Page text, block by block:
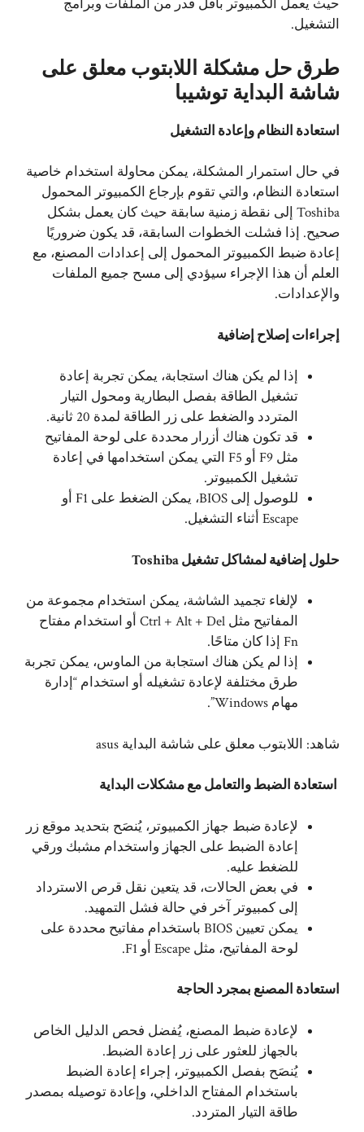
حيث يعمل الكمبيوتر بأقل قدر من الملفات وبرامج
التشغيل.
طرق حل مشكلة اللابتوب معلق على
شاشة البداية توشيبا
استعادة النظام وإعادة التشغيل
في حال استمرار المشكلة، يمكن محاولة استخدام خاصية
استعادة النظام، والتي تقوم بإرجاع الكمبيوتر المحمول
Toshiba إلى نقطة زمنية سابقة حيث كان يعمل بشكل
صحيح. إذا فشلت الخطوات السابقة، قد يكون ضروريًا
إعادة ضبط الكمبيوتر المحمول إلى إعدادات المصنع، مع
العلم أن هذا الإجراء سيؤدي إلى مسح جميع الملفات
والإعدادات.
إجراءات إصلاح إضافية
إذا لم يكن هناك استجابة، يمكن تجربة إعادة
تشغيل الطاقة بفصل البطارية ومحول التيار
المتردد والضغط على زر الطاقة لمدة 20 ثانية.
قد تكون هناك أزرار محددة على لوحة المفاتيح
مثل F9 أو F5 التي يمكن استخدامها في إعادة
تشغيل الكمبيوتر.
للوصول إلى BIOS، يمكن الضغط على F1 أو
Escape أثناء التشغيل.
حلول إضافية لمشاكل تشغيل Toshiba
لإلغاء تجميد الشاشة، يمكن استخدام مجموعة من
المفاتيح مثل Ctrl + Alt + Del أو استخدام مفتاح
Fn إذا كان متاحًا.
إذا لم يكن هناك استجابة من الماوس، يمكن تجربة
طرق مختلفة لإعادة تشغيله أو استخدام “إدارة
مهام Windows”.
شاهد: اللابتوب معلق على شاشة البداية asus
استعادة الضبط والتعامل مع مشكلات البداية
لإعادة ضبط جهاز الكمبيوتر، يُنصَح بتحديد موقع زر
إعادة الضبط على الجهاز واستخدام مشبك ورقي
للضغط عليه.
في بعض الحالات، قد يتعين نقل قرص الاسترداد
إلى كمبيوتر آخر في حالة فشل التمهيد.
يمكن تعيين BIOS باستخدام مفاتيح محددة على
لوحة المفاتيح، مثل Escape أو F1.
استعادة المصنع بمجرد الحاجة
لإعادة ضبط المصنع، يُفضل فحص الدليل الخاص
بالجهاز للعثور على زر إعادة الضبط.
يُنصَح بفصل الكمبيوتر، إجراء إعادة الضبط
باستخدام المفتاح الداخلي، وإعادة توصيله بمصدر
طاقة التيار المتردد.